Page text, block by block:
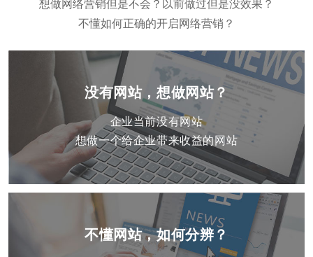
想做网络营销但是不会？以前做过但是没效果？
不懂如何正确的开启网络营销？
没有网站，想做网站？
企业当前没有网站
想做一个给企业带来收益的网站
不懂网站，如何分辨？